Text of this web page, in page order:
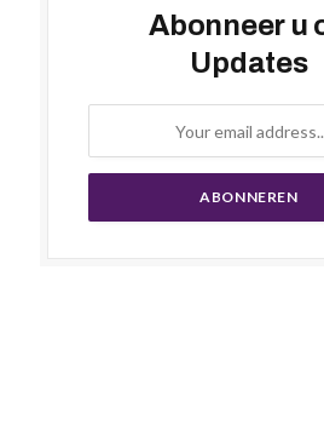
Abonneer u
Updates